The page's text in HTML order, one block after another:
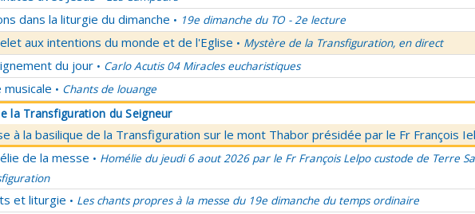
dans la liturgie du dimanche • 19e dimanche du TO - 2e lecture
aux intentions du monde et de l'Eglise • Mystère de la Transfiguration, en direct
du jour • Carlo Acutis 04 Miracles eucharistiques
musicale • Chants de louange
la Transfiguration du Seigneur
à la basilique de la Transfiguration sur le mont Thabor présidée par le Fr François
de la messe • Homélie du jeudi 6 aout 2026 par le Fr François Lelpo custode de Terre
et liturgie • Les chants propres à la messe du 19e dimanche du temps ordinaire